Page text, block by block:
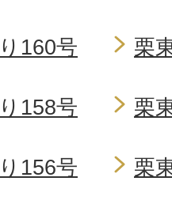
160号 栗
158号 栗
156号 栗